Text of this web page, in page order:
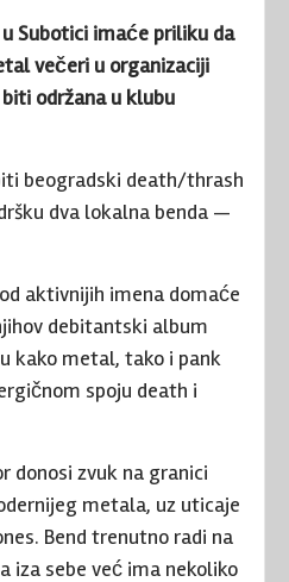
Subotici imaće priliku da
večeri u organizaciji
održana u klubu
beogradski death/thrash
dva lokalna benda —
aktivnijih imena domaće
debitantski album
kako metal, tako i pank
spoju death i
donosi zvuk na granici
metala, uz uticaje
. Bend trenutno radi na
iza sebe već ima nekoliko